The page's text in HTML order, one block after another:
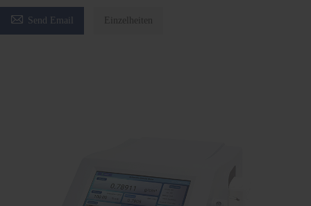
 Send Email Einzelheiten